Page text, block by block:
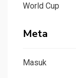
World Cup
Meta
Masuk